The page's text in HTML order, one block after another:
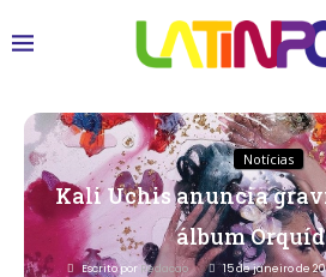
Notícias
Kali Uchis anuncia
álbum
Escrito por Redacao 15 de janeiro de